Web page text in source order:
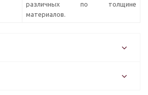
различных по толщине
материалов.